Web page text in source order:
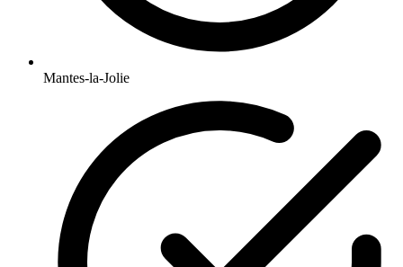
Mantes-la-Jolie